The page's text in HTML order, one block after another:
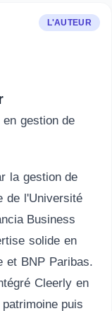
L'AUTEUR
gestion de
la gestion de
de l'Université
Business
solide en
et BNP Paribas.
Cleerly en
puis